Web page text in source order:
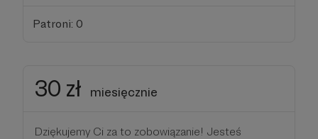
Patroni: 0
30 zł miesięcznie
Dziękujemy Ci za to zobowiązanie! Jesteś